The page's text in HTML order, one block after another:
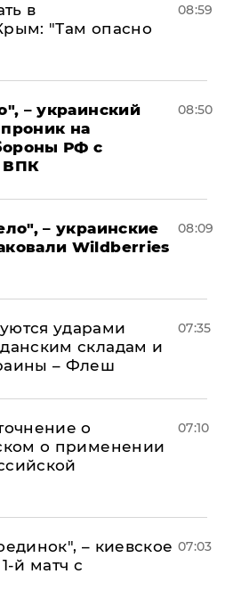
в
"Там опасно
08:59
– украинский
на
РФ с
ВПК
08:50
– украинские
Wildberries
08:09
ударами
складам и
– Флеш
07:35
о
о применении
07:10
– киевское
й матч с
07:03